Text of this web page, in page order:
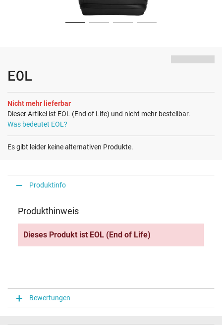
EOL
Nicht mehr lieferbar
Dieser Artikel ist EOL (End of Life) und nicht mehr bestellbar.
Was bedeutet EOL?
Es gibt leider keine alternativen Produkte.
Produktinfo
Produkthinweis
Dieses Produkt ist EOL (End of Life)
Bewertungen